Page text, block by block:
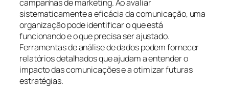
campanhas de marketing. Ao avaliar
sistematicamente a eficácia da comunicação, uma
organização pode identificar o que está
funcionando e o que precisa ser ajustado.
Ferramentas de análise de dados podem fornecer
relatórios detalhados que ajudam a entender o
impacto das comunicações e a otimizar futuras
estratégias.